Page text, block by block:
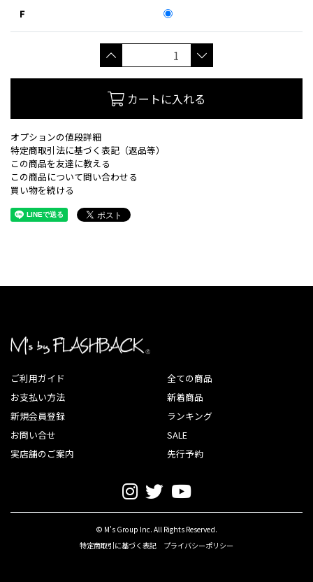
F
カートに入れる
オプションの値段詳細
特定商取引法に基づく表記（返品等）
この商品を友達に教える
この商品について問い合わせる
買い物を続ける
ご利用ガイド
お支払い方法
新規会員登録
お問い合せ
実店舗のご案内
全ての商品
新着商品
ランキング
SALE
先行予約
© M's Group Inc. All Rights Reserved.
特定商取引に基づく表記
プライバシーポリシー